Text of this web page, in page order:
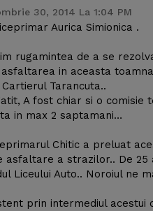
30, 2014 La 1:04 PM
Aurica Simionica .
rugamintea de a se
in aceasta
Cartierul Tarancuta..
A fost chiar si o comisie
in max 2 saptamani…
Chitic a preluat
a strazilor.. De 25
Liceului Auto.. Noroiul ne
prin intermediul